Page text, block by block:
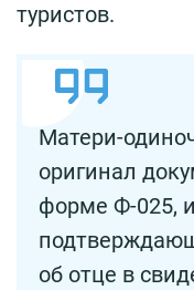
туристов.
Матери-
оригинал
форме Ф-025,
об отце в